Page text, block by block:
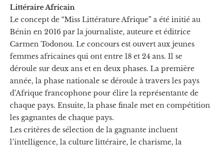
Littéraire Africain
Le concept de “Miss Littérature Afrique” a été initié au
Bénin en 2016 par la journaliste, auteure et éditrice
Carmen Todonou. Le concours est ouvert aux jeunes
femmes africaines qui ont entre 18 et 24 ans. Il se
déroule sur deux ans et en deux phases. La première
année, la phase nationale se déroule à travers les pays
d’Afrique francophone pour élire la représentante de
chaque pays. Ensuite, la phase finale met en compétition
les gagnantes de chaque pays.
Les critères de sélection de la gagnante incluent
l’intelligence, la culture littéraire, le charisme, la